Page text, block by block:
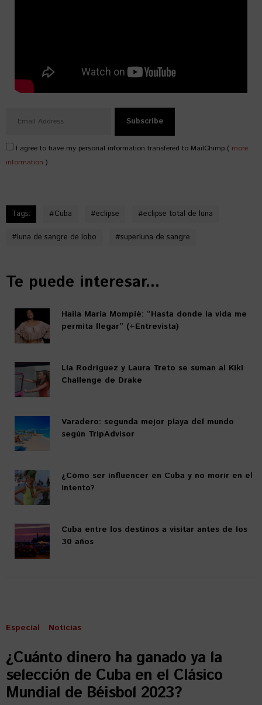
I agree to have my personal information transfered to MailChimp ( more
information )
Tags: #Cuba #eclipse #eclipse total de luna
#luna de sangre de lobo #superluna de sangre
Te puede interesar...
Haila María Mompié: “Hasta donde la vida me
permita llegar” (+Entrevista)
Lía Rodríguez y Laura Treto se suman al Kiki
Challenge de Drake
Varadero: segunda mejor playa del mundo
según TripAdvisor
¿Cómo ser influencer en Cuba y no morir en el
intento?
Cuba entre los destinos a visitar antes de los
30 años
Especial Noticias
¿Cuánto dinero ha ganado ya la
selección de Cuba en el Clásico
Mundial de Béisbol 2023?